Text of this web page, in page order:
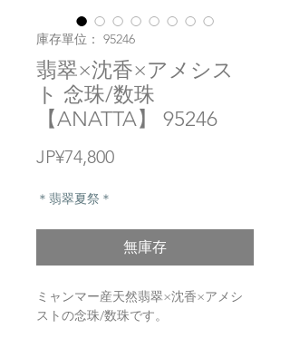
庫存單位： 95246
翡翠×沈香×アメシス
ト 念珠/数珠
【ANATTA】 95246
JP¥74,800價
＊翡翠夏祭＊
無庫存
ミャンマー産天然翡翠×沈香×アメシ
ストの念珠/数珠です。